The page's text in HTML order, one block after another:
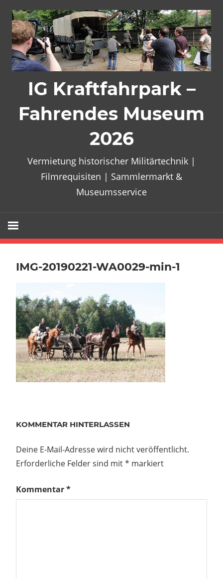
Inhalt
springen
IG Kraftfahrpark –
Fahrendes Museum
2026
Vermietung historischer Militärtechnik |
Filmrequisiten | Sammlermarkt &
Museumsservice
IMG-20190221-WA0029-min-1
KOMMENTAR HINTERLASSEN
Deine E-Mail-Adresse wird nicht veröffentlicht.
Erforderliche Felder sind mit* markiert
Kommentar*